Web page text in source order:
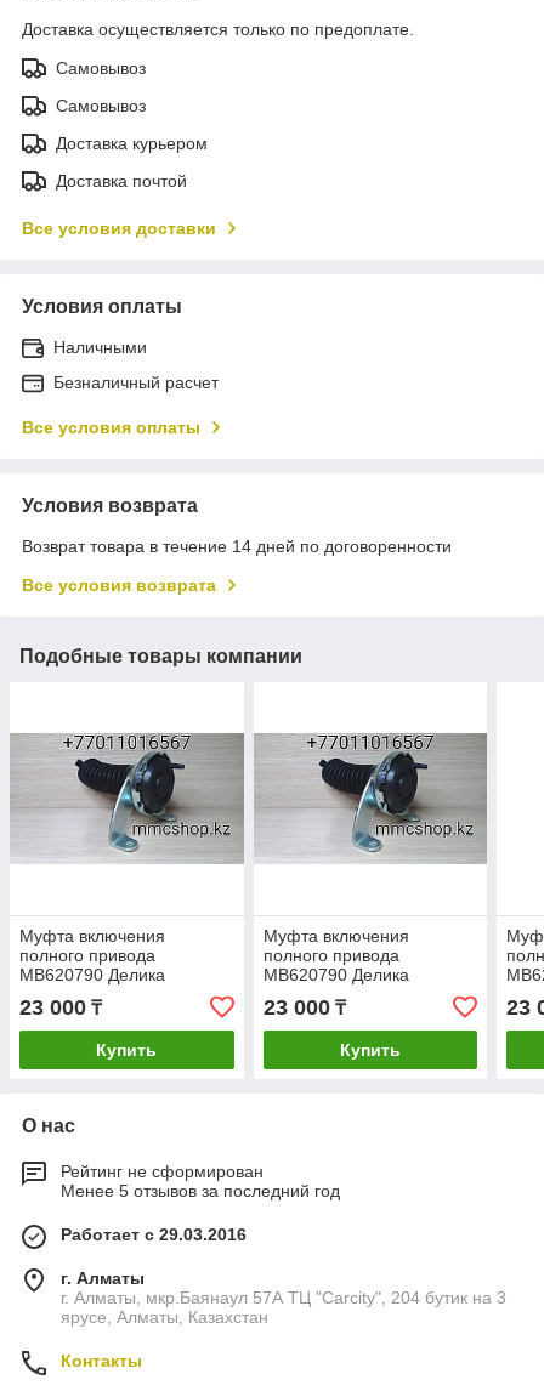
Доставка осуществляется только по предоплате.
Самовывоз
Самовывоз
Доставка курьером
Доставка почтой
Все условия доставки
Условия оплаты
Наличными
Безналичный расчет
Все условия оплаты
Условия возврата
Возврат товара в течение 14 дней по договоренности
Все условия возврата
Подобные товары компании
Муфта включения
полного привода
MB620790 Делика
паджеро монтеро спорт
митсубиши митсубиси
mitsubishi запчасти
23 000 ₸
Купить
Муфта включения
полного привода
MB620790 Делика
паджеро монтеро спорт
митсубиши митсубиси
mitsubishi запчасти
23 000₸
Купить
23
О нас
Рейтинг не сформирован
Менее 5 отзывов за последний год
Работает с 29.03.2016
г. Алматы
г. Алматы, мкр.Баянаул 57А ТЦ "Carcity", 204 бутик на 3
ярусе, Алматы, Казахстан
Контакты